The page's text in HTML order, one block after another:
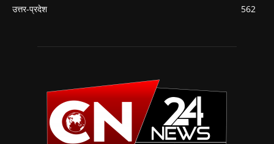
उत्तर-प्रदेश
562